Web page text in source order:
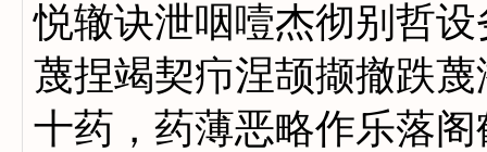
悦辙诀泄咽噎杰彻别哲
蔑捏竭契疖涅颉撷撤跌
十药，药薄恶略作乐落